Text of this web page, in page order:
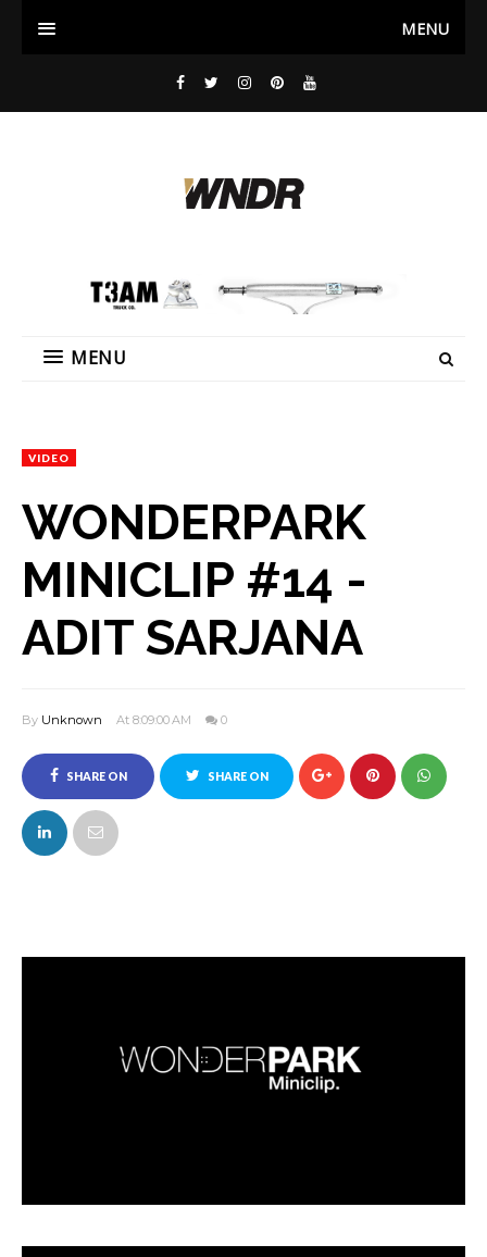
MENU
MENU
VIDEO
WONDERPARK
MINICLIP #14 -
ADIT SARJANA
By Unknown At 8:09:00 AM 0
SHARE ON
FACEBOOK
SHARE ON